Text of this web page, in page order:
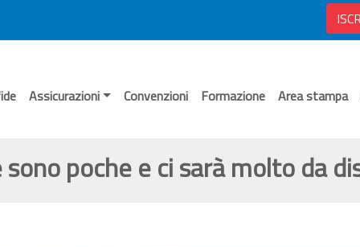
Assicurazioni Convenzioni Formazione Area stampa
poche e ci sarà molto da